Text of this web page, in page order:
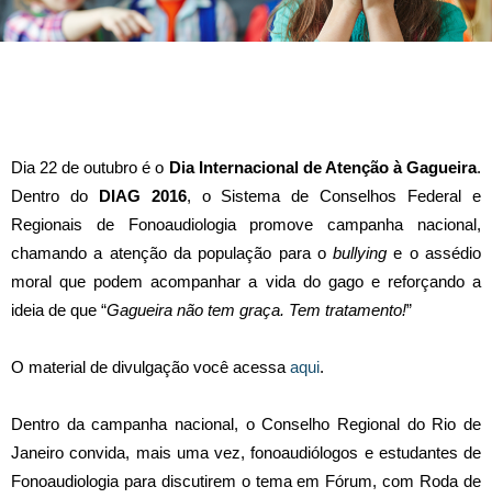
Dia 22 de outubro é o Dia Internacional de Atenção à Gagueira.
Dentro do DIAG 2016, o Sistema de Conselhos Federal e
Regionais de Fonoaudiologia promove campanha nacional,
chamando a atenção da população para obullying e o assédio
moral que podem acompanhar a vida do gago e reforçando a
ideia de que “Gagueira não tem graça. Tem tratamento!”
O material de divulgação você acessa aqui.
Dentro da campanha nacional, o Conselho Regional do Rio de
Janeiro convida, mais uma vez, fonoaudiólogos e estudantes de
Fonoaudiologia para discutirem o tema em Fórum, com Roda de